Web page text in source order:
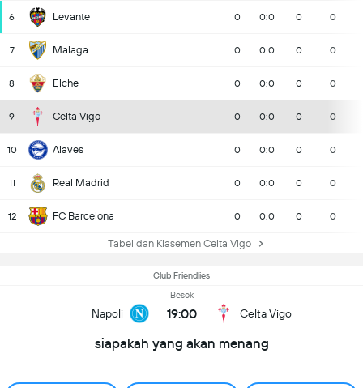
6 Levante 0 0:0 0 0
7 Malaga 0 0:0 0 0
8 Elche 0 0:0 0 0
9 Celta Vigo 0 0:0 0 0
10 Alaves 0 0:0 0 0
11 Real Madrid 0 0:0 0 0
12 FC Barcelona 0 0:0 0 0
Tabel dan Klasemen Celta Vigo
Club Friendlies
Napoli
Besok
19:00 Celta Vigo
siapakah yang akan menang